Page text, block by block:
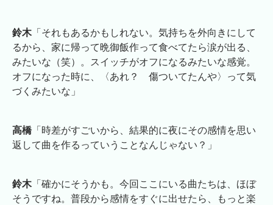
鈴木「それもあるかもしれない。気持ちを外向きにして
るから、家に帰って晩御飯作って食べてたら涙が出る、
みたいな（笑）。スイッチがオフになるみたいな感覚。
オフになった時に、〈あれ？ 傷ついてたんや〉って気
づくみたいな」
高橋「時差がすごいから、結果的に夜にその感情を思い
返して曲を作るっていうことなんじゃない？」
鈴木「確かにそうかも。今回ここにいる曲たちは、ほぼ
そうですね。普段から感情をすぐに出せたら、もっと楽